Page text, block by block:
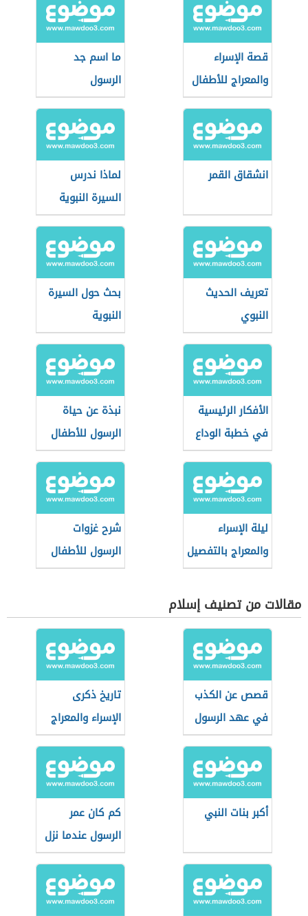
قصة الإسراء
والمعراج للأطفال
ما اسم جد
الرسول
انشقاق القمر
لماذا ندرس
السيرة النبوية
تعريف الحديث
النبوي
بحث حول السيرة
النبوية
الأفكار الرئيسية
في خطبة الوداع
نبذة عن حياة
الرسول للأطفال
ليلة الإسراء
والمعراج بالتفصيل
شرح غزوات
الرسول للأطفال
مقالات من تصنيف إسلام
قصص عن الكذب
في عهد الرسول
تاريخ ذكرى
الإسراء والمعراج
أكبر بنات النبي
كم كان عمر
الرسول عندما نزل
عليه الوحي